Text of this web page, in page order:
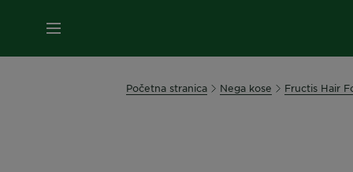
MENI
Početna stranica Nega kose Fructis Hair